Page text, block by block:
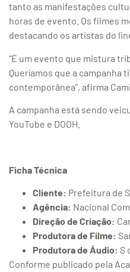
tanto as manifestações
horas de evento. Os filmes
destacando os artistas do
“É um evento que mistura
Queríamos que a campanha
contemporânea”, afirma
A campanha está sendo
YouTube e DOOH.
Ficha Técnica
Cliente: Prefeitura de
Agência: Nacional
Direção de Criação:
Produtora de Filme:
Produtora de Áudio: S
Conforme publicado pela